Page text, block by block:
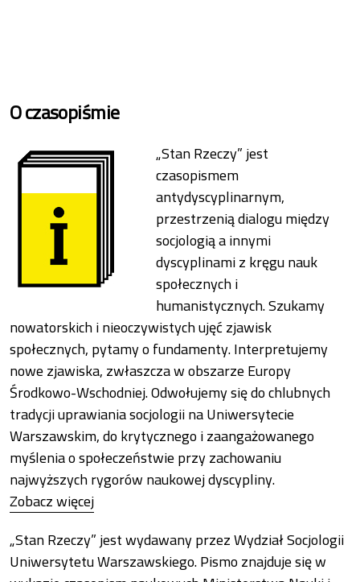
O czasopiśmie
„Stan Rzeczy” jest
czasopismem
antydyscyplinarnym,
przestrzenią dialogu między
socjologią a innymi
dyscyplinami z kręgu nauk
społecznych i
humanistycznych. Szukamy
nowatorskich i nieoczywistych ujęć zjawisk
społecznych, pytamy o fundamenty. Interpretujemy
nowe zjawiska, zwłaszcza w obszarze Europy
Środkowo-Wschodniej. Odwołujemy się do chlubnych
tradycji uprawiania socjologii na Uniwersytecie
Warszawskim, do krytycznego i zaangażowanego
myślenia o społeczeństwie przy zachowaniu
najwyższych rygorów naukowej dyscypliny.
Zobacz więcej
„Stan Rzeczy” jest wydawany przez Wydział Socjologii
Uniwersytetu Warszawskiego. Pismoznajduje się w